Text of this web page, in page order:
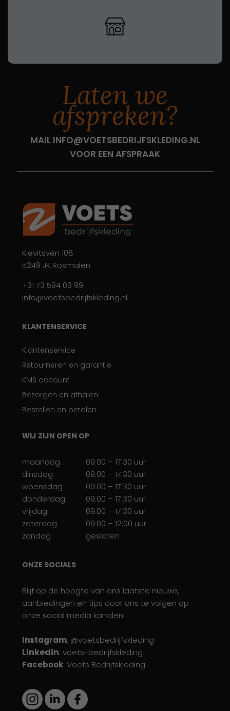
Laten we
afspreken?
MAIL INFO@VOETSBEDRIJFSKLEDING.NL
VOOR EEN AFSPRAAK
Kievitsven 108
5249 JK Rosmalen
+31 73 594 03 99
info@voetsbedrijfskleding.nl
KLANTENSERVICE
Klantenservice
Retourneren en garantie
KMS account
Bezorgen en afhalen
Bestellen en betalen
WIJ ZIJN OPEN OP
maandag
09:00 – 17:30 uur
dinsdag
09:00 – 17:30 uur
woensdag
09:00 – 17:30 uur
donderdag
09:00 – 17:30 uur
vrijdag
09:00 – 17:30 uur
zaterdag
09:00 – 12:00 uur
zondag
gesloten
ONZE SOCIALS
Blijf op de hoogte van ons laatste nieuws,
aanbiedingen en tips door ons te volgen op
onze social media kanalen!
Instagram: @voetsbedrijfskleding
Linkedin: voets-bedrijfskleding
Facebook: Voets Bedrijfskleding